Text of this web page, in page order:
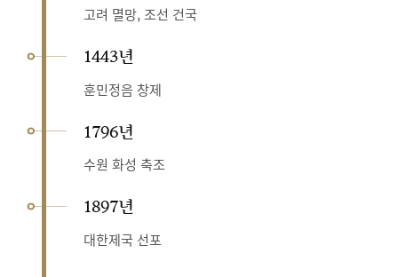
고려 멸망, 조선 건국
1443년
훈민정음 창제
1796년
수원 화성 축조
1897년
대한제국 선포